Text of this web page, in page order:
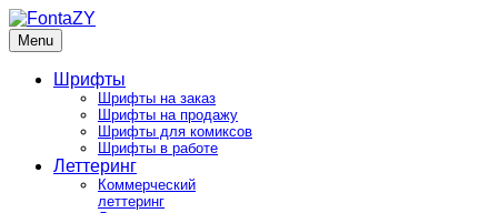
Skip
to
content
FontaZY
Fonts and pictures by Zakhar Yaschin
Menu
Шрифты
Шрифты на заказ
Шрифты на продажу
Шрифты для комиксов
Шрифты в работе
Леттеринг
Коммерческий
леттеринг